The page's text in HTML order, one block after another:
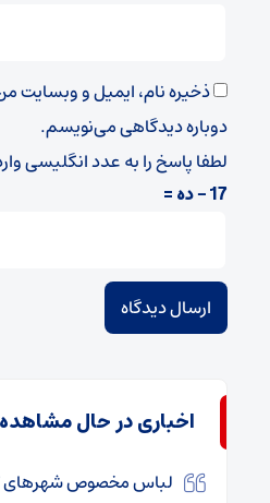
ذخیره نام، ایمیل و وبسایت
دوباره دیدگاهی می‌نویسم.
لطفا پاسخ را به عدد انگلیسی
17 − ده =
اخباری در حال
لباس مخصوص شهرهای